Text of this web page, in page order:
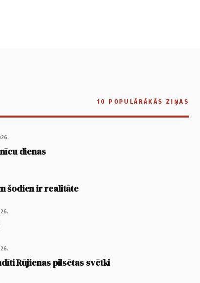
10 POPULĀRĀKĀS ZIŅAS
dienas
šodien ir realitāte
Rūjienas pilsētas svētki